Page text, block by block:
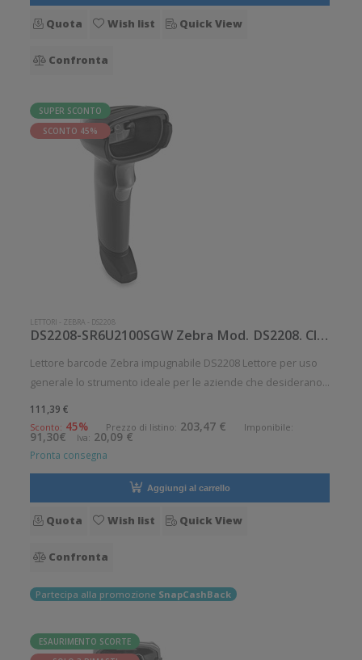
Quota Wish list Quick View
Confronta
SUPER SCONTO
SCONTO 45%
LETTORI - ZEBRA - DS2208
DS2208-SR6U2100SGW Zebra Mod. DS2208. Classificazione: Impugnabile.
Lettore barcode Zebra impugnabile DS2208 Lettore per uso
generale lo strumento ideale per le aziende che desiderano
migliorare le applicazioni quotidiane di lettura dei codici a
barre. Lettura QrCode abilitata. Angolo di scansione verticale:
24.
111,39 €
Sconto: 45% Prezzo di listino: 203,47 € Imponibile:
91,30€ Iva: 20,09 €
Pronta consegna
Aggiungi al carrello
Quota Wish list Quick View
Confronta
Partecipa alla promozione SnapCashBack
ESAURIMENTO SCORTE